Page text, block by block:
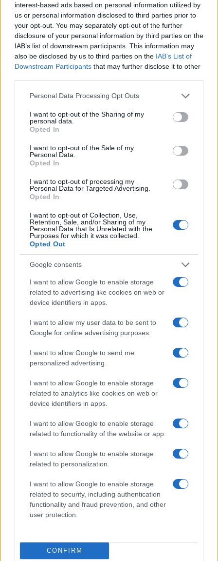
interest-based ads based on personal information utilized by
us or personal information disclosed to third parties prior to
your opt-out. You may separately opt-out of the further
disclosure of your personal information by third parties on the
IAB’s list of downstream participants. This information may
also be disclosed by us to third parties on the IAB’s List of
Downstream Participants that may further disclose it to other
Please note that this website/app uses one or more Google
not limited to your visit or usage behaviour. You may click to
grant or deny consent to Google and its third-party tags to
use your data for below specified purposes in below Google
consent section.
Personal Data Processing Opt Outs
I want to opt-out of the Sharing of my
personal data.
Opted In
I want to opt-out of the Sale of my
Personal Data.
Opted In
I want to opt-out of processing my
Personal Data for Targeted Advertising.
Opted In
I want to opt-out of Collection, Use,
Retention, Sale, and/or Sharing of my
Personal Data that Is Unrelated with the
Purposes for which it was collected.
Opted Out
Google consents
I want to allow Google to enable storage
related to advertising like cookies on web or
device identifiers in apps.
I want to allow my user data to be sent to
Google for online advertising purposes.
I want to allow Google to send me
personalized advertising.
I want to allow Google to enable storage
related to analytics like cookies on web or
device identifiers in apps.
I want to allow Google to enable storage
related to functionality of the website or app.
I want to allow Google to enable storage
related to personalization.
I want to allow Google to enable storage
related to security, including authentication
functionality and fraud prevention, and other
user protection.
CONFIRM
afectadas
El reglamento incorpora obligaciones reforzadas
para quienes ven su solicitud denegada: deben
ejecución del retorno. Se eliminan como motivos de
aplazamiento algunos argumentos que antes
podían frenar una deportación, como ciertos lazos
familiares o enfermedades, según la redacción
de detención hasta por30 mesessi se considera
que la persona no coopera o existe riesgo de fuga,
y, en casos graves, prohibiciones de entrada
incluso de carácter indefinido.
Controversias abiertas y
El punto más polémico sigue siendo la autorización
centros de deportación en
terceros países, a los que podrían trasladarse
familiares con menores. Esta última modificación
fue impulsada por la Eurocámara y se incorporó al
organismos internacionales y de expertos en
Michael O’Flaherty, comisario de derechos
humanos del Consejo de Europa, había reclamado
salvaguardias claras, la exclusión de menores y
acuerdos vinculantes bajo el derecho internacional
tipo. Pese a esas recomendaciones, la práctica
queda permitida en la norma y varios Estados,